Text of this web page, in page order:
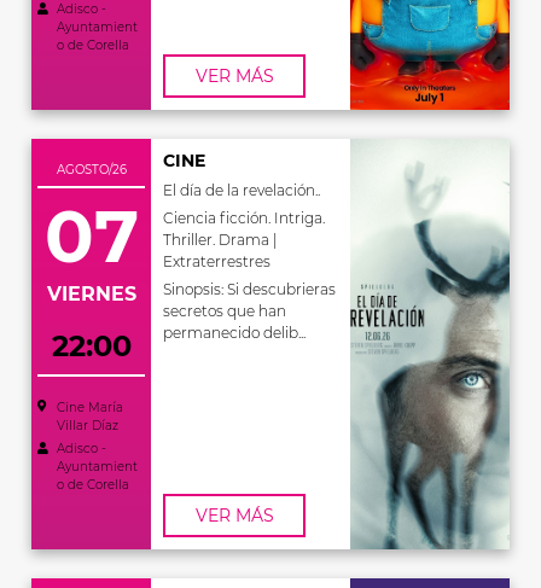
Adisco -
Ayuntamient
o de Corella
VER MÁS
AGOSTO/26
07
VIERNES
22:00
Cine María
Villar Díaz
Adisco -
Ayuntamient
o de Corella
CINE
El día de la revelación..
Ciencia ficción. Intriga.
Thriller. Drama |
Extraterrestres
Sinopsis: Si descubrieras
secretos que han
permanecido delib...
VER MÁS